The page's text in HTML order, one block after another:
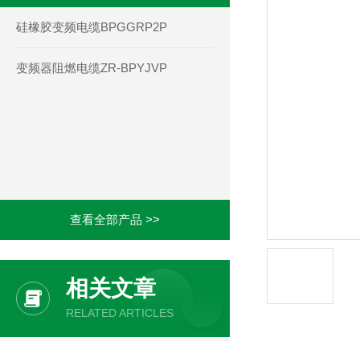
硅橡胶变频电缆BPGGRP2P
变频器阻燃电缆ZR-BPYJVP
查看全部产品 >>
相关文章
RELATED ARTICLES